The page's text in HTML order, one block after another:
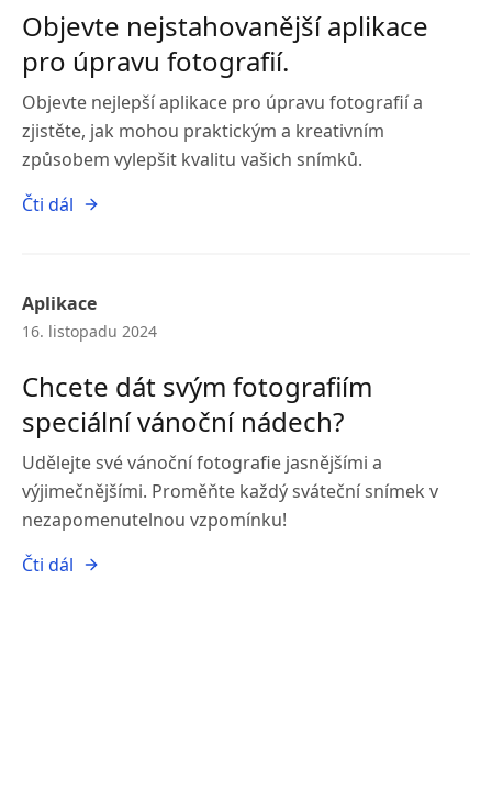
Objevte nejstahovanější aplikace
pro úpravu fotografií.
Objevte nejlepší aplikace pro úpravu fotografií a
zjistěte, jak mohou praktickým a kreativním
způsobem vylepšit kvalitu vašich snímků.
Čti dál
Aplikace
16. listopadu 2024
Chcete dát svým fotografiím
speciální vánoční nádech?
Udělejte své vánoční fotografie jasnějšími a
výjimečnějšími. Proměňte každý sváteční snímek v
nezapomenutelnou vzpomínku!
Čti dál